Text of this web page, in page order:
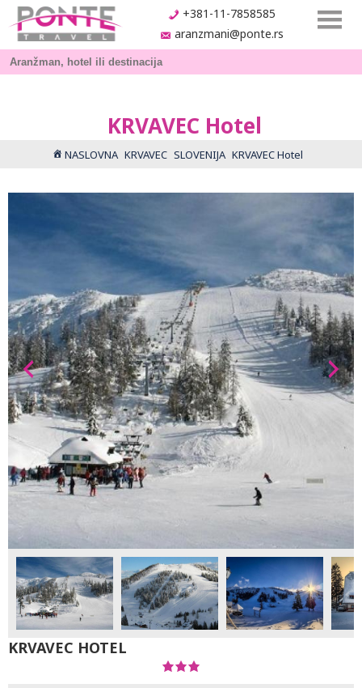
+381-11-7858585
aranzmani@ponte.rs
KRVAVEC Hotel
NASLOVNA KRVAVEC SLOVENIJA KRVAVEC Hotel
KRVAVEC HOTEL